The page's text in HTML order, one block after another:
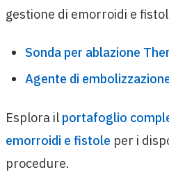
gestione di emorroidi e
Sonda per ablazione
Agente di
Esplora il portafoglio
emorroidi e fistole per i
procedure.